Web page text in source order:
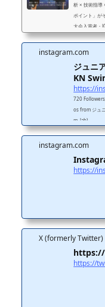
析 × 技術指導
ポイント」が
大会入賞者・
再現性のある
す。 11年連続
instagram.com
ジュニ
KN
a...
https://
720
os from ジュ
m_lab)
instagram.com
https://
X (formerly Twitter)
https://